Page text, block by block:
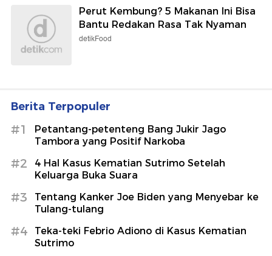
Perut Kembung? 5 Makanan Ini Bisa
Bantu Redakan Rasa Tak Nyaman
detikFood
Berita Terpopuler
#1
Petantang-petenteng Bang Jukir Jago
Tambora yang Positif Narkoba
#2
4 Hal Kasus Kematian Sutrimo Setelah
Keluarga Buka Suara
#3
Tentang Kanker Joe Biden yang Menyebar ke
Tulang-tulang
#4
Teka-teki Febrio Adiono di Kasus Kematian
Sutrimo